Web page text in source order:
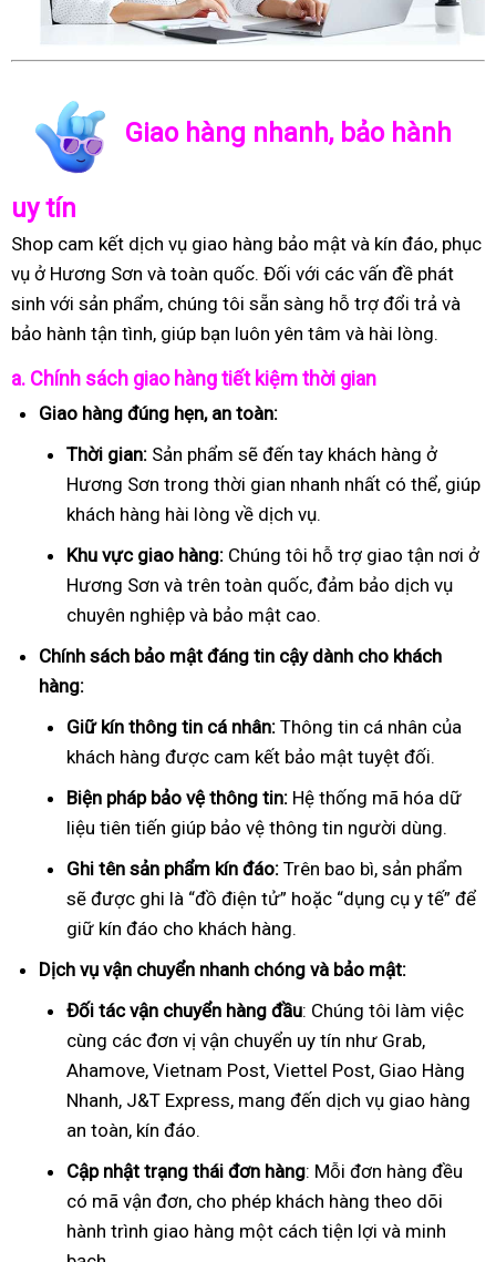
Giao hàng nhanh, bảo hành
uy tín
Shop cam kết dịch vụ giao hàng bảo mật và kín đáo, phục
vụ ở Hương Sơn và toàn quốc. Đối với các vấn đề phát
sinh với sản phẩm, chúng tôi sẵn sàng hỗ trợ đổi trả và
bảo hành tận tình, giúp bạn luôn yên tâm và hài lòng.
a. Chính sách giao hàng tiết kiệm thời gian
Giao hàng đúng hẹn, an toàn:
Thời gian: Sản phẩm sẽ đến tay khách hàng ở
Hương Sơn trong thời gian nhanh nhất có thể, giúp
khách hàng hài lòng về dịch vụ.
Khu vực giao hàng: Chúng tôi hỗ trợ giao tận nơi ở
Hương Sơn và trên toàn quốc, đảm bảo dịch vụ
chuyên nghiệp và bảo mật cao.
Chính sách bảo mật đáng tin cậy dành cho khách
hàng:
Giữ kín thông tin cá nhân: Thông tin cá nhân của
khách hàng được cam kết bảo mật tuyệt đối.
Biện pháp bảo vệ thông tin: Hệ thống mã hóa dữ
liệu tiên tiến giúp bảo vệ thông tin người dùng.
Ghi tên sản phẩm kín đáo: Trên bao bì, sản phẩm
sẽ được ghi là “đồ điện tử” hoặc “dụng cụ y tế” để
giữ kín đáo cho khách hàng.
Dịch vụ vận chuyển nhanh chóng và bảo mật:
Đối tác vận chuyển hàng đầu: Chúng tôi làm việc
cùng các đơn vị vận chuyển uy tín như Grab,
Ahamove, Vietnam Post, Viettel Post, Giao Hàng
Nhanh, J&T Express, mang đến dịch vụ giao hàng
an toàn, kín đáo.
Cập nhật trạng thái đơn hàng: Mỗi đơn hàng đều
có mã vận đơn, cho phép khách hàng theo dõi
hành trình giao hàng một cách tiện lợi và minh